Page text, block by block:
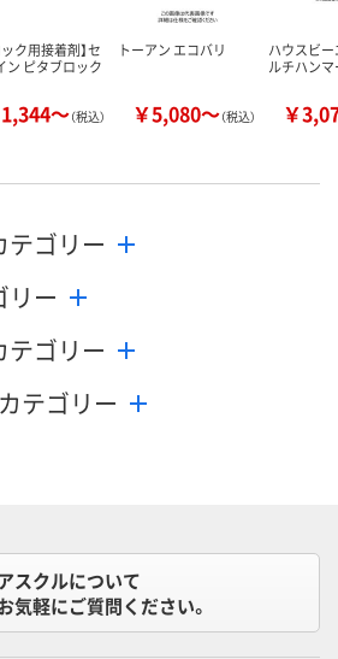
ック用接着剤】セ
ン ピタブロック
～（税込）
トーアン エコバリ
￥5,080～（税込）
ハウスビー
ルチハン
￥
テゴリー
リー
テゴリー
テゴリー
スクルについて
気軽にご質問ください。